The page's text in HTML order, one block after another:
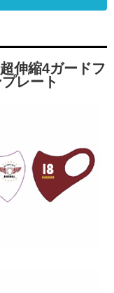
伸縮4ガードフ
レート